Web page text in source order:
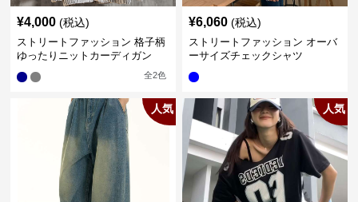
¥4,000 (税込)
ストリートファッション 格子柄
ゆったりニットカーディガン
全2色
¥6,060 (税込)
ストリートファッション オーバ
ーサイズチェックシャツ
人気 人気